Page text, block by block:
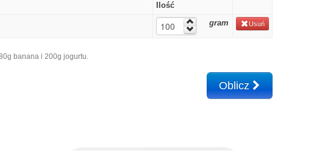
Ilość
gram Usuń
banana i 200g jogurtu.
Oblicz